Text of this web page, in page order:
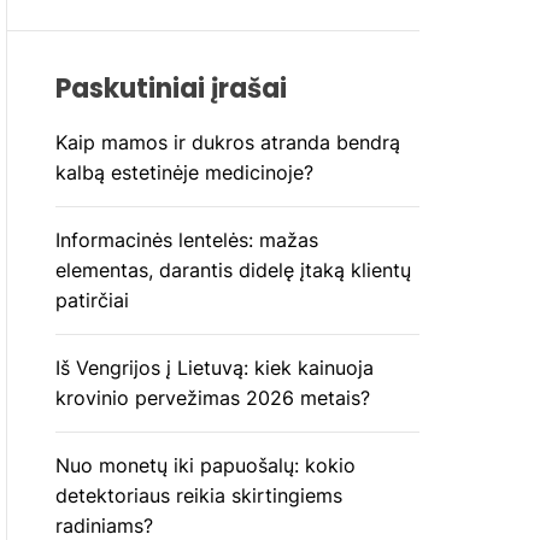
Paskutiniai įrašai
Kaip mamos ir dukros atranda bendrą
kalbą estetinėje medicinoje?
Informacinės lentelės: mažas
elementas, darantis didelę įtaką klientų
patirčiai
Iš Vengrijos į Lietuvą: kiek kainuoja
krovinio pervežimas 2026 metais?
Nuo monetų iki papuošalų: kokio
detektoriaus reikia skirtingiems
radiniams?